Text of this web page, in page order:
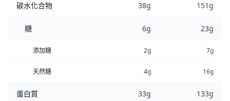
碳水化合物 38g 151g
糖 6g 23g
添加糖 2g 7g
天然糖 4g 16g
蛋白質 33g 133g